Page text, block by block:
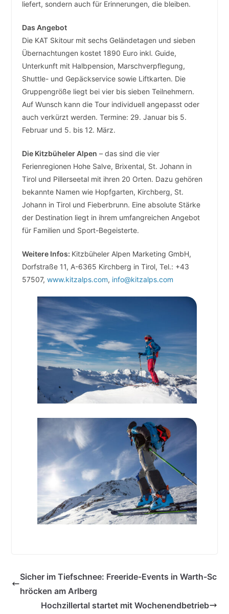
liefert, sondern auch für Erinnerungen, die bleiben.
Das Angebot
Die KAT Skitour mit sechs Geländetagen und sieben
Übernachtungen kostet 1890 Euro inkl. Guide,
Unterkunft mit Halbpension, Marschverpflegung,
Shuttle- und Gepäckservice sowie Liftkarten. Die
Gruppengröße liegt bei vier bis sieben Teilnehmern.
Auf Wunsch kann die Tour individuell angepasst oder
auch verkürzt werden. Termine: 29. Januar bis 5.
Februar und 5. bis 12. März.
Die Kitzbüheler Alpen – das sind die vier
Ferienregionen Hohe Salve, Brixental, St. Johann in
Tirol und Pillerseetal mit ihren 20 Orten. Dazu gehören
bekannte Namen wie Hopfgarten, Kirchberg, St.
Johann in Tirol und Fieberbrunn. Eine absolute Stärke
der Destination liegt in ihrem umfangreichen Angebot
für Familien und Sport-Begeisterte.
Weitere Infos: Kitzbüheler Alpen Marketing GmbH,
Dorfstraße 11, A-6365 Kirchberg in Tirol, Tel.: +43
57507, www.kitzalps.com, info@kitzalps.com
Sicher im Tiefschnee: Freeride-Events in Warth-Sc
hröcken am Arlberg
Hochzillertal startet mit Wochenendbetrieb